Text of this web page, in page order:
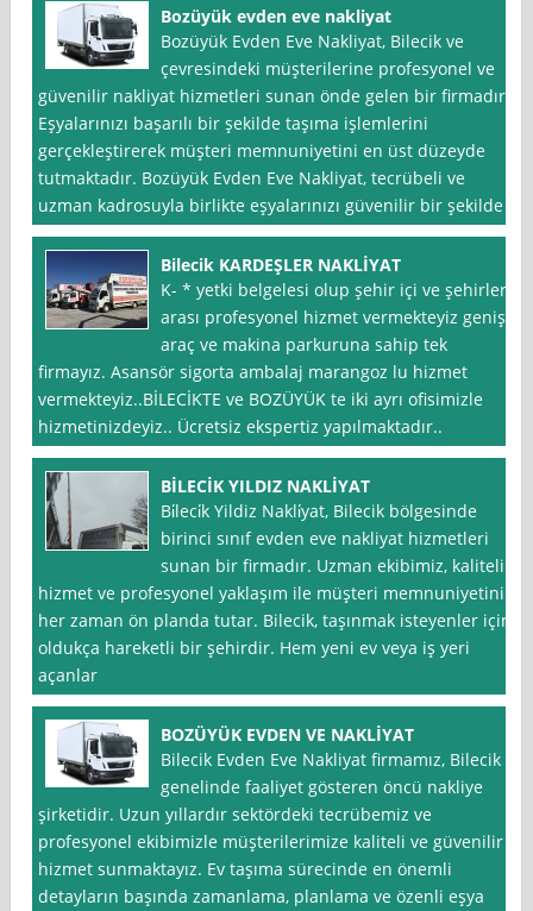
Bozüyük evden eve nakliyat
Bozüyük Evden Eve Nakliyat, Bilecik ve
çevresindeki müşterilerine profesyonel ve
güvenilir nakliyat hizmetleri sunan önde gelen bir firmadır.
Eşyalarınızı başarılı bir şekilde taşıma işlemlerini
gerçekleştirerek müşteri memnuniyetini en üst düzeyde
tutmaktadır. Bozüyük Evden Eve Nakliyat, tecrübeli ve
uzman kadrosuyla birlikte eşyalarınızı güvenilir bir şekilde
Bilecik KARDEŞLER NAKLİYAT
K- * yetki belgelesi olup şehir içi ve şehirler
arası profesyonel hizmet vermekteyiz geniş
araç ve makina parkuruna sahip tek
firmayız. Asansör sigorta ambalaj marangoz lu hizmet
vermekteyiz..BİLECİKTE ve BOZÜYÜK te iki ayrı ofisimizle
hizmetinizdeyiz.. Ücretsiz ekspertiz yapılmaktadır..
BİLECİK YILDIZ NAKLİYAT
Bi̇leci̇k Yildiz Nakli̇yat, Bilecik bölgesinde
birinci sınıf evden eve nakliyat hizmetleri
sunan bir firmadır. Uzman ekibimiz, kaliteli
hizmet ve profesyonel yaklaşım ile müşteri memnuniyetini
her zaman ön planda tutar. Bilecik, taşınmak isteyenler için
oldukça hareketli bir şehirdir. Hem yeni ev veya iş yeri
açanlar
BOZÜYÜK EVDEN VE NAKLİYAT
Bilecik Evden Eve Nakliyat firmamız, Bilecik
genelinde faaliyet gösteren öncü nakliye
şirketidir. Uzun yıllardır sektördeki tecrübemiz ve
profesyonel ekibimizle müşterilerimize kaliteli ve güvenilir
hizmet sunmaktayız. Ev taşıma sürecinde en önemli
detayların başında zamanlama, planlama ve özenli eşya